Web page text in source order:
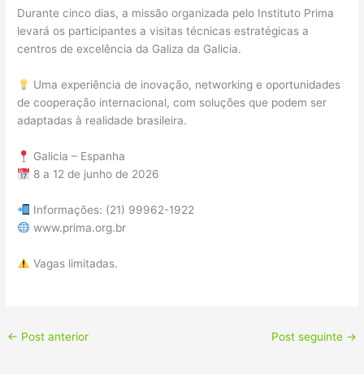
Durante cinco dias, a missão organizada pelo Instituto Prima
levará os participantes a visitas técnicas estratégicas a
centros de excelência da Galiza da Galicia.
Uma experiência de inovação, networking e oportunidades
de cooperação internacional, com soluções que podem ser
adaptadas à realidade brasileira.
Galicia – Espanha
8 a 12 de junho de 2026
Informações: (21) 99962-1922
www.prima.org.br
Vagas limitadas.
← Post anterior Post seguinte →